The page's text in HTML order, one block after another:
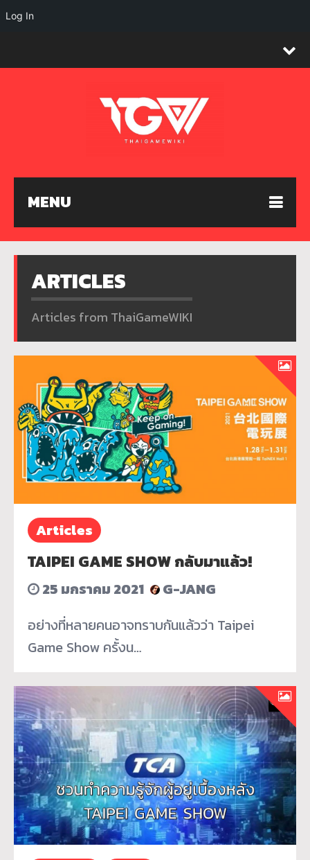
MENU
ARTICLES
Articles from ThaiGameWIKI
Articles
TAIPEI GAME SHOW กลับมาแล้ว!
25 มกราคม 2021
G-JANG
อย่างที่หลายคนอาจทราบกันแล้วว่า Taipei
Game Show ครั้งน…
Log In